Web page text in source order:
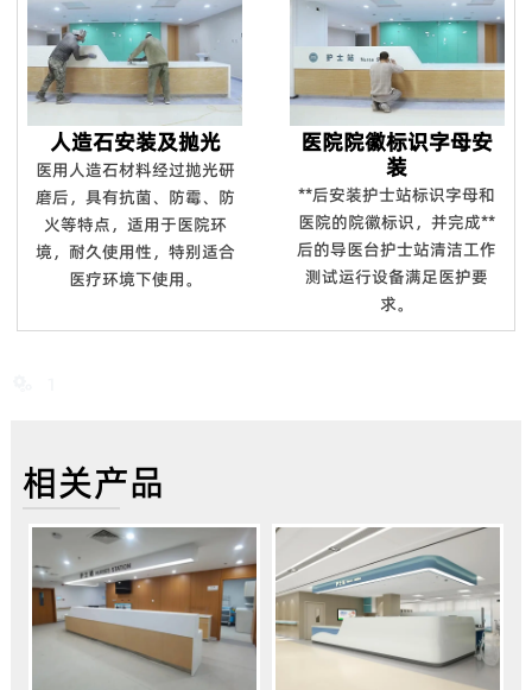
人造石安装及抛光
医用人造石材料经过抛光研
磨后，具有抗菌、防霉、防
火等特点，适用于医院环
境，耐久使用性，特别适合
医疗环境下使用。
医院院徽标识字母安
装
**后安装护士站标识字母和
医院的院徽标识，并完成**
后的导医台护士站清洁工作
测试运行设备满足医护要
求。
相关产品